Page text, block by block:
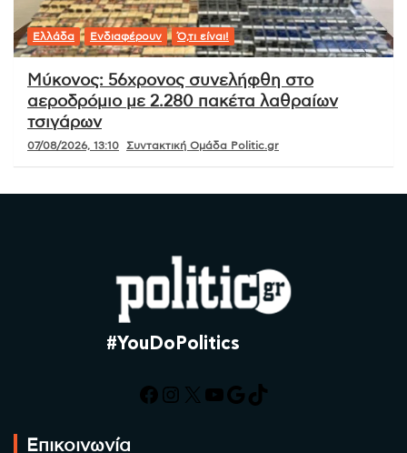
Ελλάδα Ενδιαφέρουν Ό,τι είναι!
Μύκονος: 56χρονος συνελήφθη στο
αεροδρόμιο με 2.280 πακέτα λαθραίων
τσιγάρων
07/08/2026, 13:10 Συντακτική Ομάδα Politic.gr
#YouDoPolitics
Facebook
Instagram
X YouTube
Google
TikTok
Επικοινωνία